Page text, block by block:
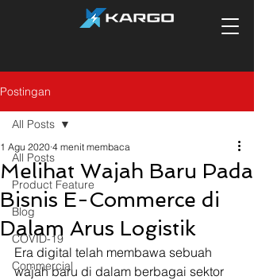
Postingan
All Posts
Product Feature
Blog
COVID-19
Commercial
All Posts
Melihat Wajah Baru Pada
Bisnis E-Commerce di
Dalam Arus Logistik
1 Agu 2020 4 menit membaca
Era digital telah membawa sebuah
wajah baru di dalam berbagai sektor